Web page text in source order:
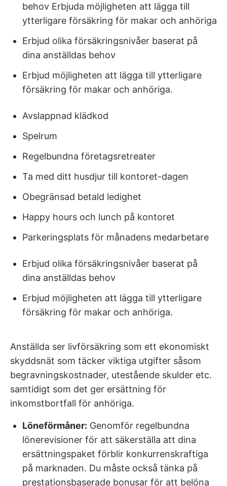
behov Erbjuda möjligheten att lägga till
ytterligare försäkring för makar och anhöriga
Erbjud olika försäkringsnivåer baserat på
dina anställdas behov
Erbjud möjligheten att lägga till ytterligare
försäkring för makar och anhöriga.
Avslappnad klädkod
Spelrum
Regelbundna företagsretreater
Ta med ditt husdjur till kontoret-dagen
Obegränsad betald ledighet
Happy hours och lunch på kontoret
Parkeringsplats för månadens medarbetare
Erbjud olika försäkringsnivåer baserat på
dina anställdas behov
Erbjud möjligheten att lägga till ytterligare
försäkring för makar och anhöriga.
Anställda ser livförsäkring som ett ekonomiskt
skyddsnät som täcker viktiga utgifter såsom
begravningskostnader, utestående skulder etc.
samtidigt som det ger ersättning för
inkomstbortfall för anhöriga.
Löneförmåner: Genomför regelbundna
lönerevisioner för att säkerställa att dina
ersättningspaket förblir konkurrenskraftiga
på marknaden. Du måste också tänka på
prestationsbaserade bonusar för att belöna